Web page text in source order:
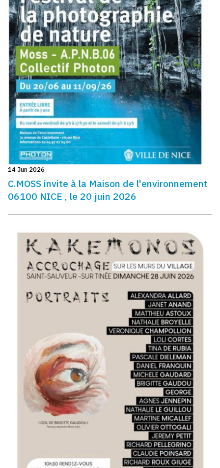
14 Jun 2026
C.MOSS invite à la Maison de l'environnement
06100 NICE , le 20 juin 2026